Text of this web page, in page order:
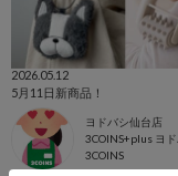
2026.05.12
5月11日新商品！
ヨドバシ仙台店
3COINS+plus ヨ
3COINS